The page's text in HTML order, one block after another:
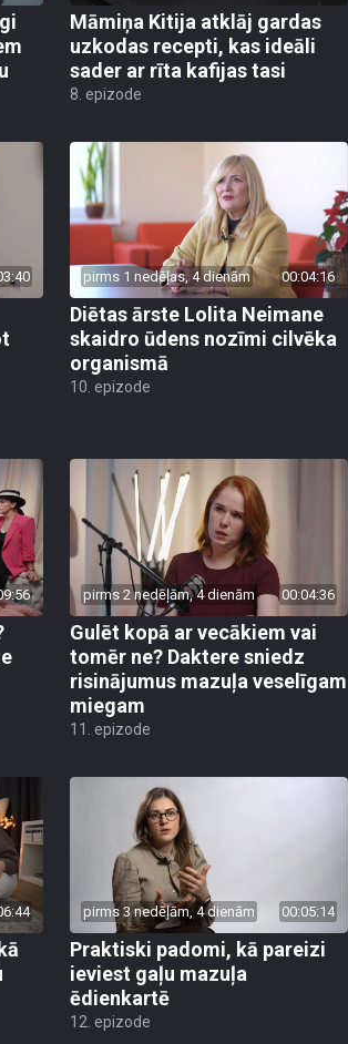
Māmiņa Kitija atklāj gardas
uzkodas recepti, kas ideāli
sader ar rīta kafijas tasi
8. epizode
pirms 1 nedēļas, 4 dienām 00:04:16
Diētas ārste Lolita Neimane
skaidro ūdens nozīmi cilvēka
organismā
10. epizode
pirms 2 nedēļām, 4 dienām 00:04:36
Gulēt kopā ar vecākiem vai
tomēr ne? Daktere sniedz
risinājumus mazuļa veselīgam
miegam
11. epizode
pirms 3 nedēļām, 4 dienām 00:05:14
Praktiski padomi, kā pareizi
ieviest gaļu mazuļa
ēdienkartē
12. epizode